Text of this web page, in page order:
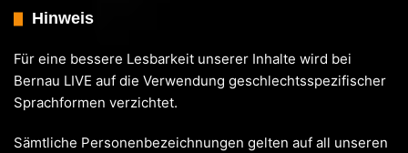
Hinweis
Für eine bessere Lesbarkeit unserer Inhalte wird bei
Bernau LIVE auf die Verwendung geschlechtsspezifischer
Sprachformen verzichtet.
Sämtliche Personenbezeichnungen gelten auf all unseren